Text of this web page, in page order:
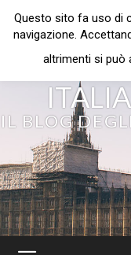
IL BLOG
Questo sito fa uso di
navigazione.
altrimenti si può